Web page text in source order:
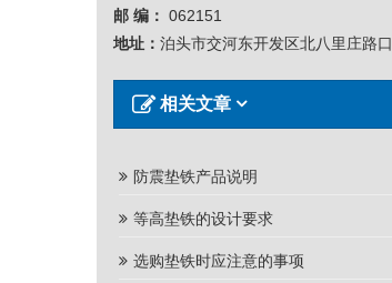
邮 编： 062151
地址： 泊头市交河东开发区北八里庄路口
相关文章
防震垫铁产品说明
等高垫铁的设计要求
选购垫铁时应注意的事项